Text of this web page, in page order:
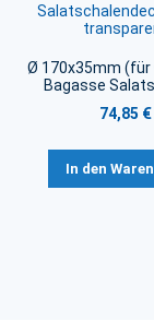
Ø 170x35mm (für
Bagasse
74,85 €
In den